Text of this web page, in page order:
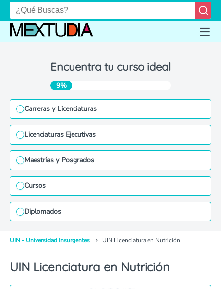
Encuentra tu curso ideal
9%
Carreras y Licenciaturas
Licenciaturas Ejecutivas
Maestrías y Posgrados
Cursos
Diplomados
UIN - Universidad Insurgentes UIN Licenciatura en Nutrición
UIN Licenciatura en Nutrición